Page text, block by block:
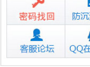
微乐捕鱼千炮版
帕瓦勇者传说 每日新服
群英风华录
小小仙王
每日新服